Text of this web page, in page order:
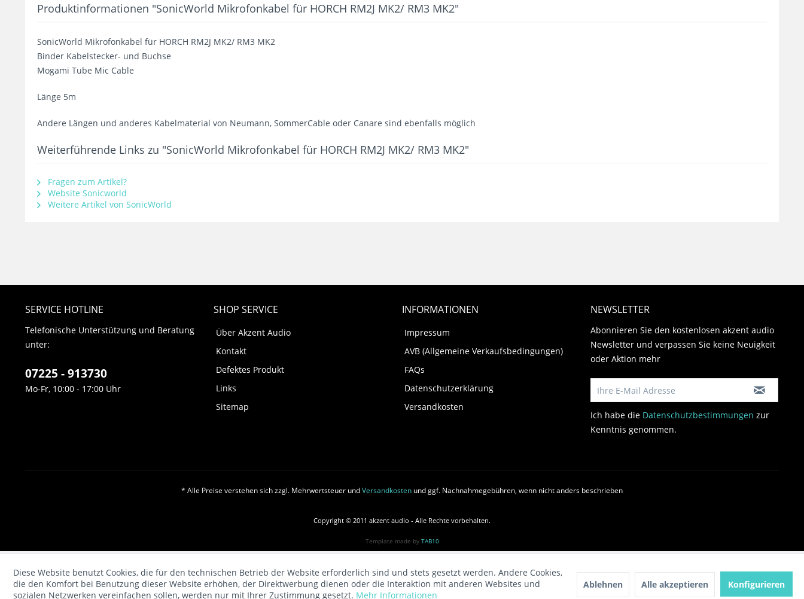
Produktinformationen "SonicWorld Mikrofonkabel für HORCH RM2J MK2/ RM3 MK2"
SonicWorld Mikrofonkabel für HORCH RM2J MK2/ RM3 MK2
Binder Kabelstecker- und Buchse
Mogami Tube Mic Cable
Länge 5m
Andere Längen und anderes Kabelmaterial von Neumann, SommerCable oder Canare sind ebenfalls möglich
Weiterführende Links zu "SonicWorld Mikrofonkabel für HORCH RM2J MK2/ RM3 MK2"
Fragen zum Artikel?
Website Sonicworld
Weitere Artikel von SonicWorld
SERVICE HOTLINE
Telefonische Unterstützung und Beratung
unter:
07225 - 913730
Mo-Fr, 10:00 - 17:00 Uhr
SHOP SERVICE
Über Akzent Audio
Kontakt
Defektes Produkt
Links
Sitemap
INFORMATIONEN
Impressum
AVB (Allgemeine Verkaufsbedingungen)
FAQs
Datenschutzerklärung
Versandkosten
NEWSLETTER
Abonnieren Sie den kostenlosen akzent audio
Newsletter und verpassen Sie keine Neuigkeit
oder Aktion mehr
Ich habe die Datenschutzbestimmungen zur
Kenntnis genommen.
* Alle Preise verstehen sich zzgl. Mehrwertsteuer undVersandkosten und ggf. Nachnahmegebühren, wenn nicht anders beschrieben
Copyright © 2011 akzent audio - Alle Rechte vorbehalten.
Template made by TAB10
Diese Website benutzt Cookies, die für den technischen Betrieb der Website erforderlich sind und stets gesetzt werden. Andere Cookies,
die den Komfort bei Benutzung dieser Website erhöhen, der Direktwerbung dienen oder die Interaktion mit anderen Websites und
sozialen Netzwerken vereinfachen sollen, werden nur mit Ihrer Zustimmung gesetzt. Mehr Informationen
Ablehnen Alle akzeptieren Konfigurieren